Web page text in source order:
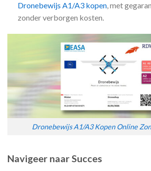
Dronebewijs A1/A3 kopen, met
zonder verborgen kosten.
Dronebewijs A1/A3 Kopen Online
Navigeer naar Succes